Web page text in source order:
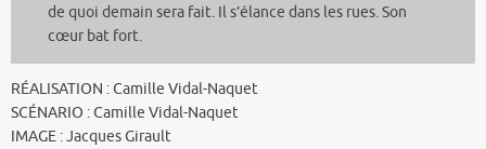
de quoi demain sera fait. Il s’élance dans les rues. Son
cœur bat fort.
RÉALISATION : Camille Vidal-Naquet
SCÉNARIO : Camille Vidal-Naquet
IMAGE : Jacques Girault